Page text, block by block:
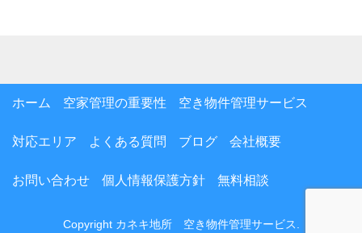
ホーム 空家管理の重要性 空き物件管理サービス
対応エリア よくある質問 ブログ 会社概要
お問い合わせ 個人情報保護方針 無料相談
Copyright カネキ地所 空き物件管理サービス